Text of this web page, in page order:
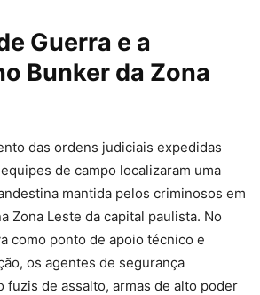
Guerra e a
Bunker da Zona
das ordens judiciais expedidas
de campo localizaram uma
mantida pelos criminosos em
Zona Leste da capital paulista. No
como ponto de apoio técnico e
os agentes de segurança
fuzis de assalto, armas de alto poder